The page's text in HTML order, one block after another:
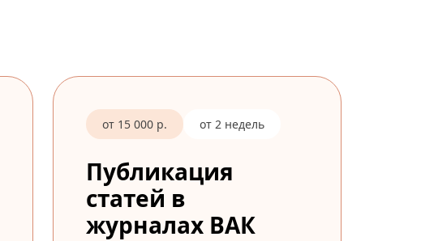
от 15 000 р. от 2 недель
Публикация
статей в
журналах ВАК